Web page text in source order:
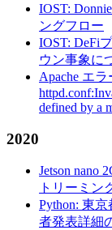
IOST:
ングフロー
IOST: DeFi
ウン事象に
Apache エ
defined by a
2020
Jetson nano
トリーミン
Python: 東
者発表詳細